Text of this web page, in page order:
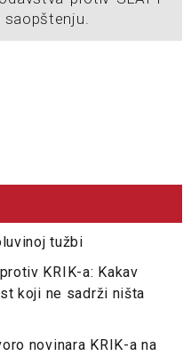
saopštenju.
tužbi
KRIK-a: Kakav
koji ne sadrži ništa
novinara KRIK-a na